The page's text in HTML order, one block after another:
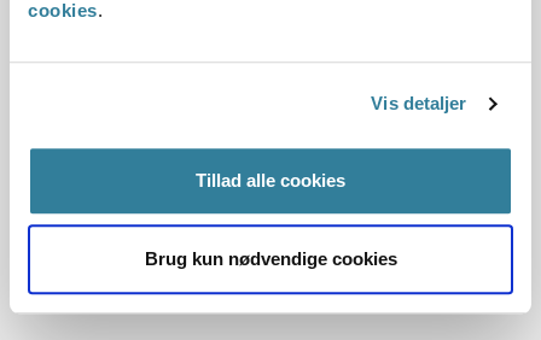
cookies.
Vis detaljer
Tillad alle cookies
Brug kun nødvendige cookies
succesfuldt afsendt senest kl 23:59 det døgn, hvor
sendt i så god tid, at borgeren kan gå ud fra, at klagen var
tilgængelig for myndigheden inden klagefristens udløb.
Hvis klagen mod forventning først er tilgængelig i
myndighedens digitale postkasse efter klagefristens udløb,
borgeren kan bære ansvaret for, medmindre der foreligger
oplysninger om andet. Der vil derfor være grund til at se
bort fra klagefristens overskridelse.